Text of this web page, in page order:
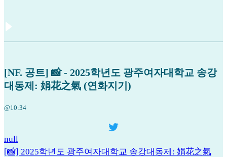
[NF. 공트] 📸 - 2025학년도 광주여자대학교 송강
대동제: 娟花之氣 (연화지기)
@10:34
null
[📸] 2025학년도 광주여자대학교 송강대동제: 娟花之氣